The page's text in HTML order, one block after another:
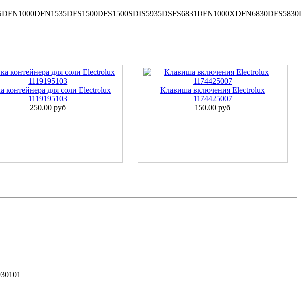
контейнера для соли Electrolux
1119195103
250.00 руб
Клавиша включения Electrolux
1174425007
150.00 руб